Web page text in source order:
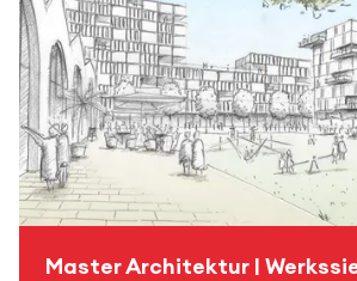
Master Architektur |